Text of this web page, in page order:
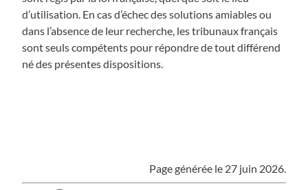
d’utilisation. En cas d’échec des solutions amiables ou
dans l’absence de leur recherche, les tribunaux français
sont seuls compétents pour répondre de tout différend
né des présentes dispositions.
Page générée le 27 juin 2026.